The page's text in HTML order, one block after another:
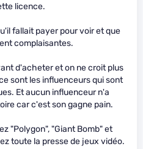
licence.
fallait payer pour voir et que
complaisantes.
d'acheter et on ne croit plus
sont les influenceurs qui sont
Et aucun influenceur n'a
car c'est son gagne pain.
"Polygon", "Giant Bomb" et
toute la presse de jeux vidéo.